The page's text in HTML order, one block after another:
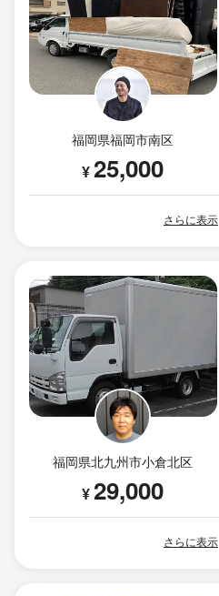
福岡県福岡市南区
¥25,000
さらに表示
福岡県北九州市小倉北区
¥29,000
さらに表示